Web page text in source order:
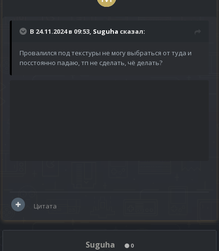
В 24.11.2024 в 09:53, Suguha сказал:
Провалился под текстуры не могу выбраться от туда и
посстоянно падаю, тп не сделать, чё делать?
Цитата
Suguha 0